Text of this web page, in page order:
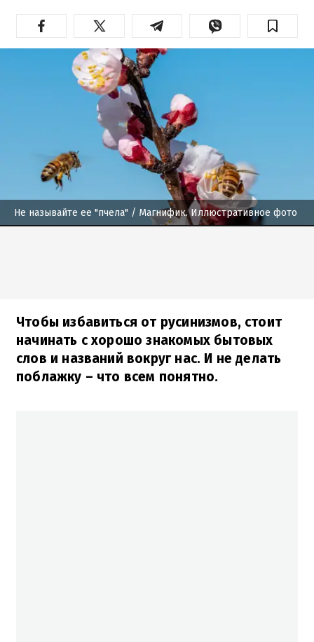
Не называйте ее "пчела" / Магнифик. Иллюстративное фото
Чтобы избавиться от русинизмов, стоит
начинать с хорошо знакомых бытовых
слов и названий вокруг нас. И не делать
поблажку – что всем понятно.